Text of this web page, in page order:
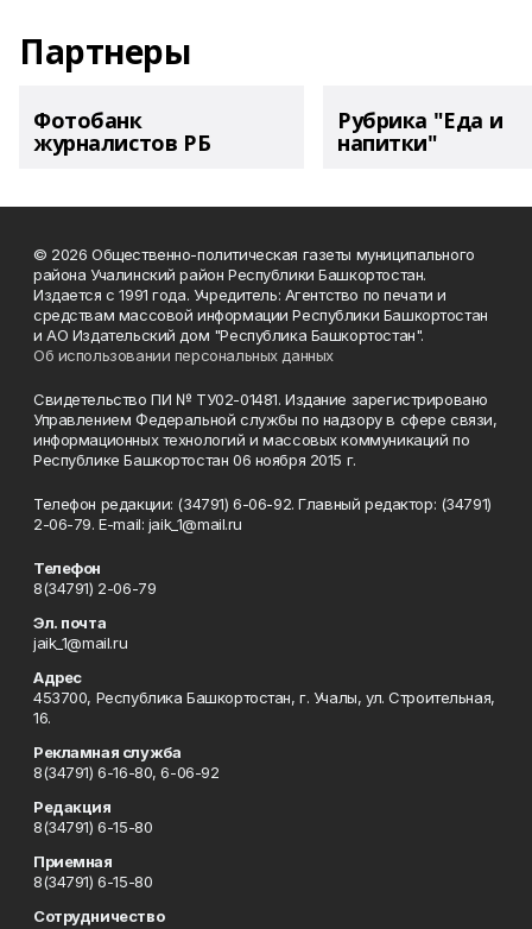
Партнеры
Фотобанк
журналистов РБ
Рубрика "Еда и
напитки"
© 2026 Общественно-политическая газеты муниципального
района Учалинский район Республики Башкортостан.
Издается с 1991 года. Учредитель: Агентство по печати и
средствам массовой информации Республики Башкортостан
и АО Издательский дом "Республика Башкортостан".
Об использовании персональных данных
Свидетельство ПИ № ТУ02-01481. Издание зарегистрировано
Управлением Федеральной службы по надзору в сфере связи,
информационных технологий и массовых коммуникаций по
Республике Башкортостан 06 ноября 2015 г.
Телефон редакции: (34791) 6-06-92. Главный редактор: (34791)
2-06-79. Е-mаil: jaik_1@mail.ru
Телефон
8(34791) 2-06-79
Эл. почта
jaik_1@mail.ru
Адрес
453700, Республика Башкортостан, г. Учалы, ул. Строительная,
16.
Рекламная служба
8(34791) 6-16-80, 6-06-92
Редакция
8(34791) 6-15-80
Приемная
8(34791) 6-15-80
Сотрудничество